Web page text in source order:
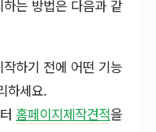
는 방법은 다음과 같
작하기 전에 어떤 기능
하세요.
홈페이지제작견적을